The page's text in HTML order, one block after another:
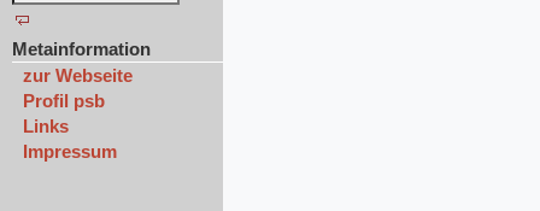
Metainformation
zur Webseite
Profil psb
Links
Impressum